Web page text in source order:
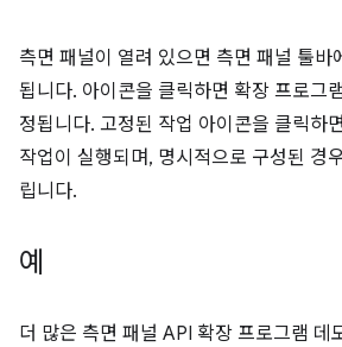
측면 패널이 열려 있으면 측면 패널 툴바
됩니다. 아이콘을 클릭하면 확장 프로그
정됩니다. 고정된 작업 아이콘을 클릭하
작업이 실행되며, 명시적으로 구성된 경
립니다.
예
더 많은 측면 패널 API 확장 프로그램 데